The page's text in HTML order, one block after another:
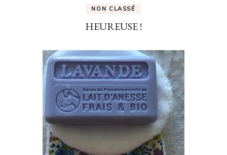
NON CLASSÉ
HEUREUSE !